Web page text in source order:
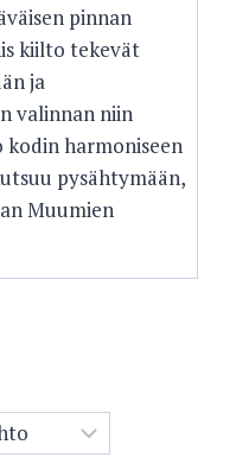
pinnan
kiilto tekevät
ja
valinnan niin
kodin harmoniseen
pysähtymään,
Muumien